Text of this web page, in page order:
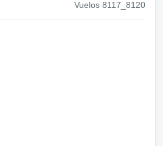
Vuelos 8117_8120